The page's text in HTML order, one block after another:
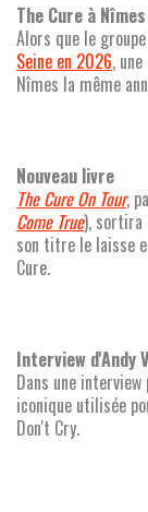
The Cure à
Alors que le
Seine en 2026,
Nîmes la même
Nouveau livre
The Cure On Tour,
Come True), sortira
son titre le laisse
Cure.
Interview d'Andy
Dans une interview
iconique utilisée
Don't Cry.